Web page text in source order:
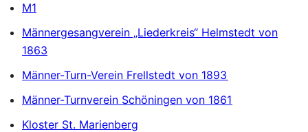
M1
Männergesangverein „Liederkreis“ Helmstedt von
1863
Männer-Turn-Verein Frellstedt von 1893
Männer-Turnverein Schöningen von 1861
Kloster St. Marienberg